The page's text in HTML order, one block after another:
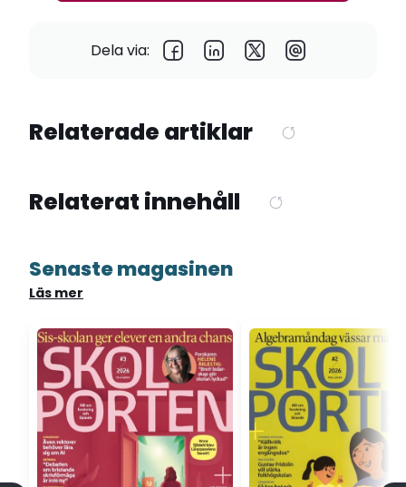
Dela via:
Relaterade artiklar
Relaterat innehåll
Senaste magasinen
Läs mer